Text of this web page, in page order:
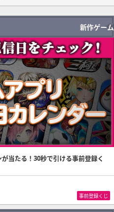
新作ゲーム
当たる！30秒で引ける事前登録く
事前登録くじ